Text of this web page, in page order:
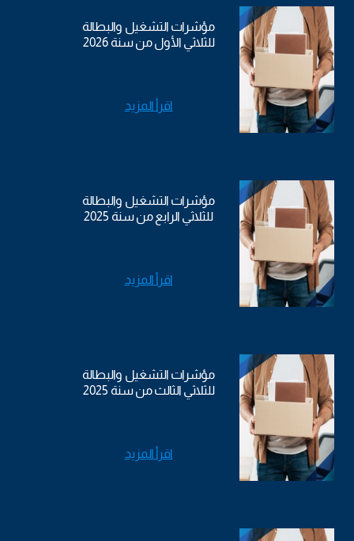
مؤشرات التشغيل والبطالة
للثلاثي الأول من سنة 2026
اقرأ المزيد
مؤشرات التشغيل والبطالة
للثلاثي الرابع من سنة 2025
اقرأ المزيد
مؤشرات التشغيل والبطالة
للثلاثي الثالث من سنة 2025
اقرأ المزيد